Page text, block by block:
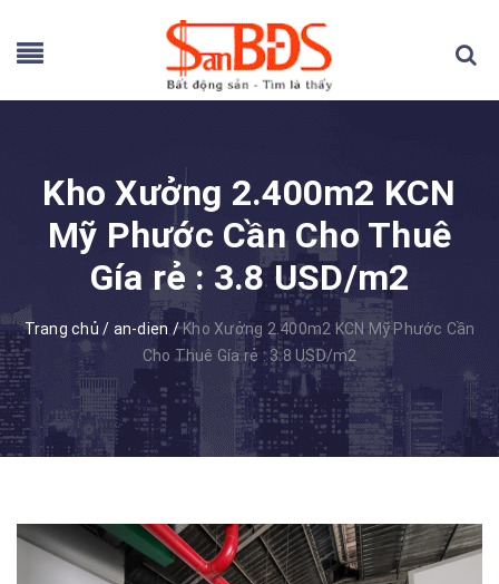
Kho Xưởng 2.400m2 KCN
Mỹ Phước Cần Cho Thuê
Gía rẻ : 3.8 USD/m2
Trang chủ / an-dien /Kho Xưởng 2.400m2 KCN Mỹ Phước Cần
Cho Thuê Gía rẻ : 3.8 USD/m2